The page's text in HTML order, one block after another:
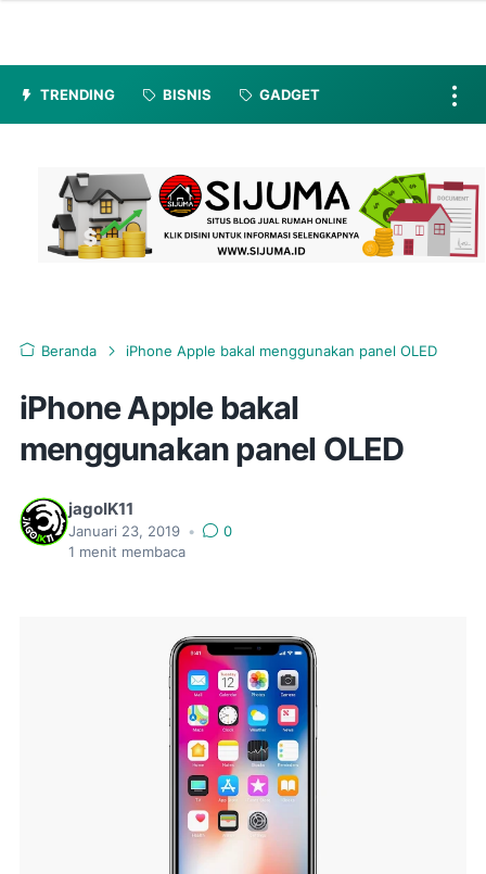
TRENDING BISNIS GADGET
Beranda iPhone Apple bakal menggunakan panel OLED
iPhone Apple bakal
menggunakan panel OLED
jagoIK11
Januari 23, 2019 •
0
1 menit membaca